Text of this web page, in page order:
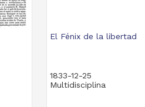
El Fénix de la libertad
1833-12-25
Multidisciplina